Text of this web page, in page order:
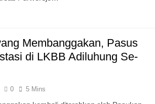
Membanggakan, Pasus
di LKBB Adiluhung Se-
0 5 Mins